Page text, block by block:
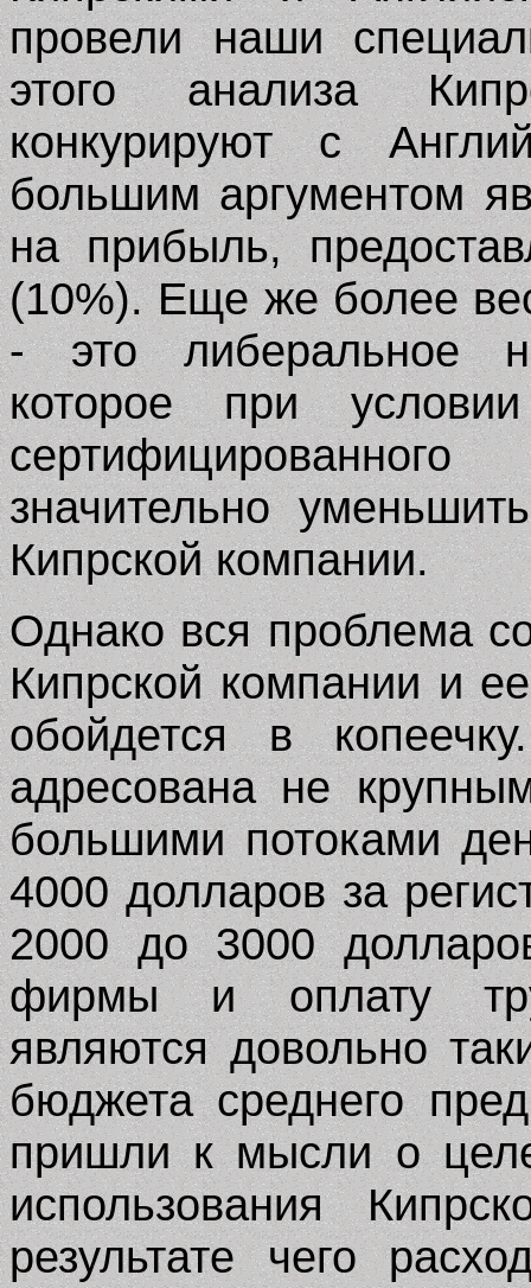
провели наши
этого анализа
конкурируют с
большим аргументом
на прибыль,
(10%). Еще же более
- это либеральное
которое при
значительно
Кипрской компании.
Однако вся проблема
Кипрской компании и
обойдется в
адресована не
большими потоками
4000 долларов за
2000 до 3000
фирмы и оплату
являются довольно
бюджета среднего
пришли к мысли о
использования
результате чего